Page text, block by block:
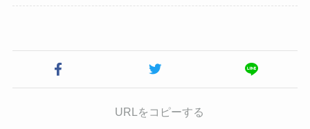
URLをコピーする